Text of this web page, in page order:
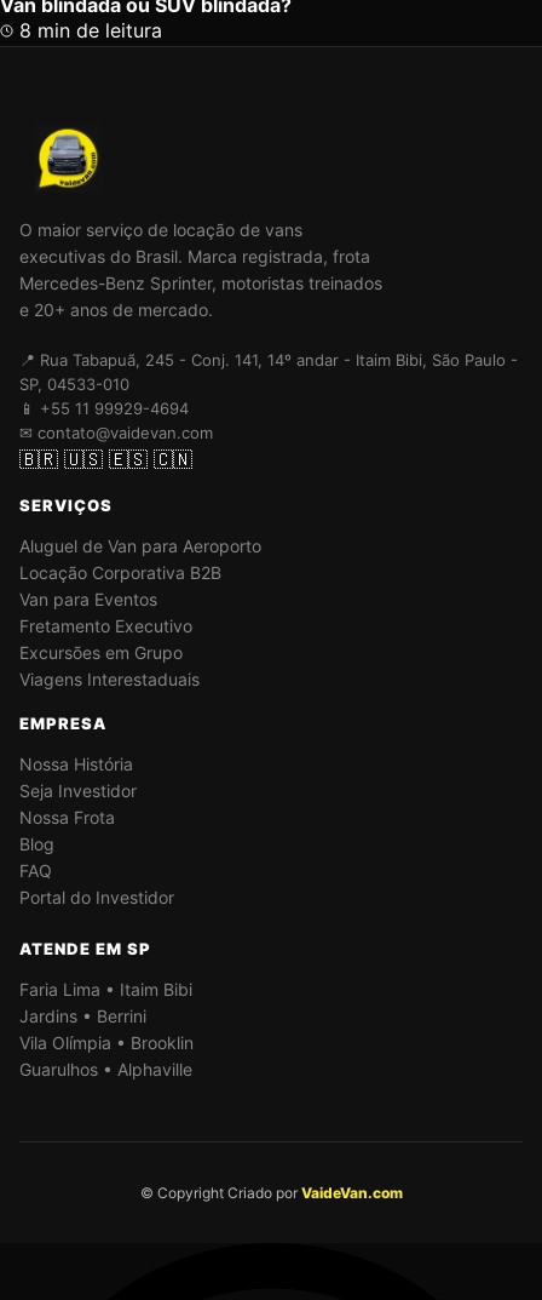
Van blindada ou SUV blindada?
8 min de leitura
O maior serviço de locação de vans
executivas do Brasil. Marca registrada, frota
Mercedes-Benz Sprinter, motoristas treinados
e 20+ anos de mercado.
📍 Rua Tabapuã, 245 - Conj. 141, 14º andar - Itaim Bibi, São Paulo -
SP, 04533-010
📱 +55 11 99929-4694
✉ contato@vaidevan.com
🇧🇷 🇺🇸 🇪🇸 🇨🇳
SERVIÇOS
Aluguel de Van para Aeroporto
Locação Corporativa B2B
Van para Eventos
Fretamento Executivo
Excursões em Grupo
Viagens Interestaduais
EMPRESA
Nossa História
Seja Investidor
Nossa Frota
Blog
FAQ
Portal do Investidor
ATENDE EM SP
Faria Lima • Itaim Bibi
Jardins • Berrini
Vila Olímpia • Brooklin
Guarulhos • Alphaville
© Copyright Criado por VaideVan.com